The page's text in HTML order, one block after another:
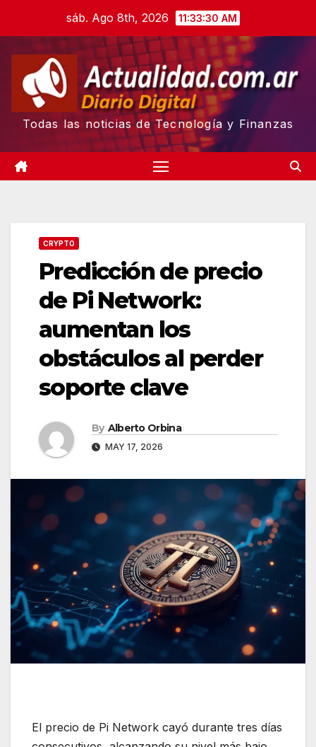
content
sáb. Ago 8th, 2026 11:33:31 AM
Todas las noticias de Tecnología y Finanzas
CRYPTO
Predicción de precio
de Pi Network:
aumentan los
obstáculos al perder
soporte clave
By Alberto Orbina
MAY 17, 2026
El precio de Pi Network cayó durante tres días